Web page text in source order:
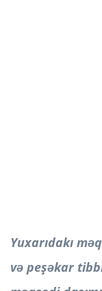
Yuxarıdakı
və peşəkar